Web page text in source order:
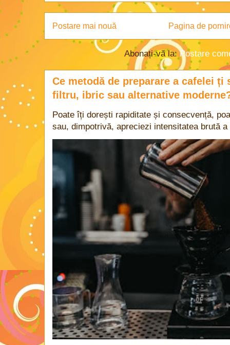
Postare mai nouă Pagina de
Abonați-vă la:Postare
Ce metodă de preparare a cafelei
filtru, ibric sau alternative
Poate îți dorești rapiditate și consecvență,
sau, dimpotrivă, apreciezi intensitatea brută